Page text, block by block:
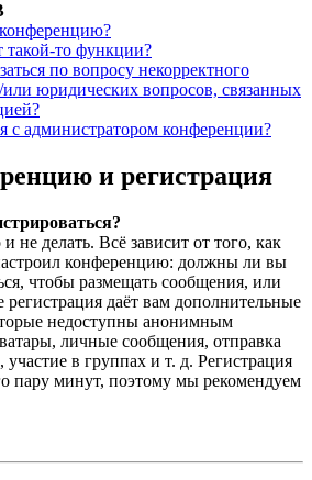
такой-то функции?
по вопросу некорректного
или юридических вопросов, связанных
с администратором конференции?
и регистрация
не делать. Всё зависит от того, как
конференцию: должны ли вы
чтобы размещать сообщения, или
регистрация даёт вам дополнительные
недоступны анонимным
личные сообщения, отправка
в группах и т. д. Регистрация
пару минут, поэтому мы рекомендуем